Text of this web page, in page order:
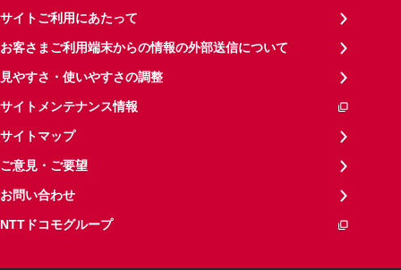
サイトご利用にあたって
お客さまご利用端末からの情報の外部送信について
見やすさ・使いやすさの調整
サイトメンテナンス情報
サイトマップ
ご意見・ご要望
お問い合わせ
NTTドコモグループ